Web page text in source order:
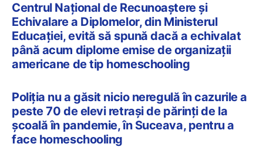
Centrul Național de Recunoaștere și
Echivalare a Diplomelor, din Ministerul
Educației, evită să spună dacă a echivalat
până acum diplome emise de organizații
americane de tip homeschooling
Poliția nu a găsit nicio neregulă în cazurile a
peste 70 de elevi retrași de părinți de la
școală în pandemie, în Suceava, pentru a
face homeschooling